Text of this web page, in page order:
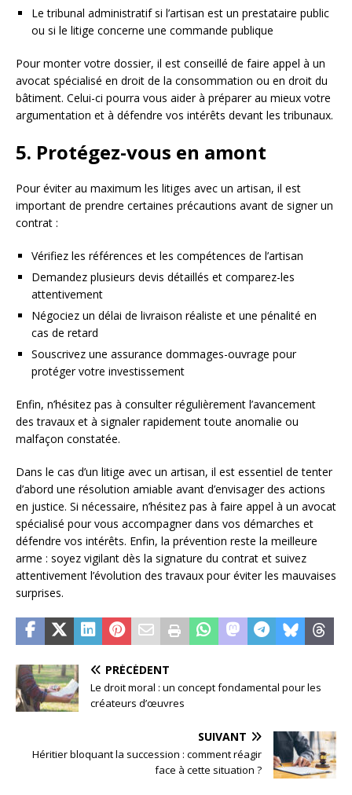
Le tribunal administratif si l’artisan est un prestataire public
ou si le litige concerne une commande publique
Pour monter votre dossier, il est conseillé de faire appel à un
avocat spécialisé en droit de la consommation ou en droit du
bâtiment. Celui-ci pourra vous aider à préparer au mieux votre
argumentation et à défendre vos intérêts devant les tribunaux.
5. Protégez-vous en amont
Pour éviter au maximum les litiges avec un artisan, il est
important de prendre certaines précautions avant de signer un
contrat :
Vérifiez les références et les compétences de l’artisan
Demandez plusieurs devis détaillés et comparez-les
attentivement
Négociez un délai de livraison réaliste et une pénalité en
cas de retard
Souscrivez une assurance dommages-ouvrage pour
protéger votre investissement
Enfin, n’hésitez pas à consulter régulièrement l’avancement
des travaux et à signaler rapidement toute anomalie ou
malfaçon constatée.
Dans le cas d’un litige avec un artisan, il est essentiel de tenter
d’abord une résolution amiable avant d’envisager des actions
en justice. Si nécessaire, n’hésitez pas à faire appel à un avocat
spécialisé pour vous accompagner dans vos démarches et
défendre vos intérêts. Enfin, la prévention reste la meilleure
arme : soyez vigilant dès la signature du contrat et suivez
attentivement l’évolution des travaux pour éviter les mauvaises
surprises.
PRÉCÉDENT
Le droit moral : un concept fondamental pour les
créateurs d’œuvres
SUIVANT
Héritier bloquant la succession : comment réagir
face à cette situation ?